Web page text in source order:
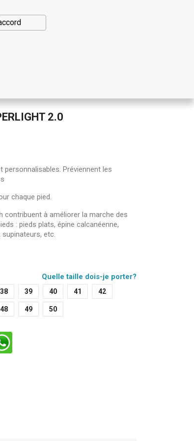

2.0
Préviennent les
chaque pied.
contribuent à améliorer la marche des
: pieds plats, épine calcanéenne,
etc.
Quelle taille dois-je porter?
38 39 40 41 42
48 49 50